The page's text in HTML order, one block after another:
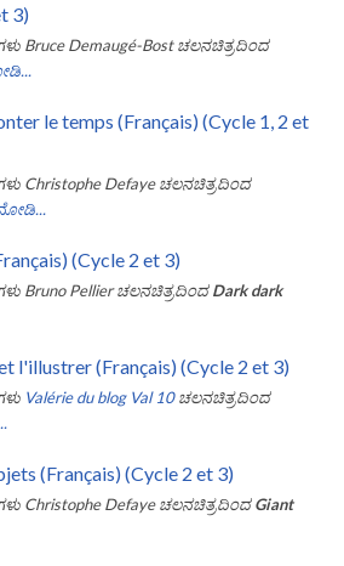
3)
Bruce Demaugé-Bost ಚಲನಚಿತ್ರದಿಂದ
le temps (Français) (Cycle 1, 2 et
Christophe Defaye ಚಲನಚಿತ್ರದಿಂದ
(Cycle 2 et 3)
Bruno Pellier ಚಲನಚಿತ್ರದಿಂದ Dark dark
l'illustrer (Français) (Cycle 2 et 3)
Valérie du blog Val 10 ಚಲನಚಿತ್ರದಿಂದ
(Français) (Cycle 2 et 3)
Christophe Defaye ಚಲನಚಿತ್ರದಿಂದ Giant